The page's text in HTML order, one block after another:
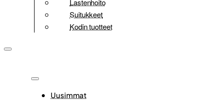
Lastenhoito
Suitukkeet
Kodin tuotteet
Uusimmat